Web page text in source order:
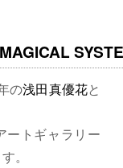
の浅田真優花と
ートギャラリー
。